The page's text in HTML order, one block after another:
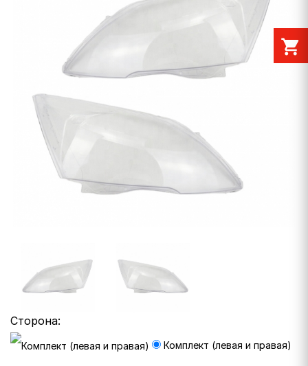
Сторона:
Комплект (левая и правая)
shopping_cart